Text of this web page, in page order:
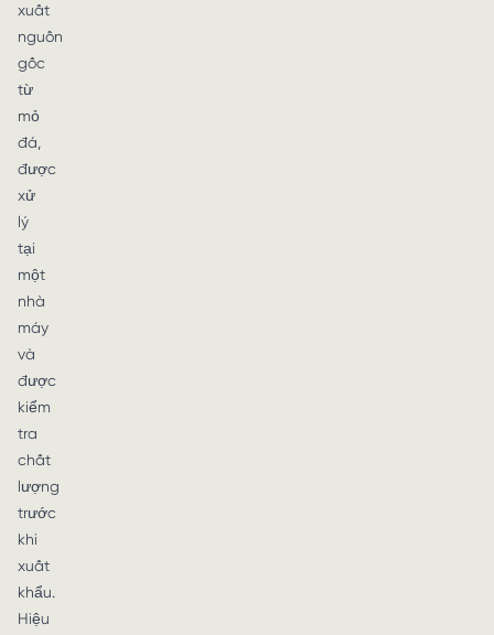
xuất
nguồn
gốc
từ
mỏ
đá,
được
xử
lý
tại
một
nhà
máy
và
được
kiểm
tra
chất
lượng
trước
khi
xuất
khẩu.
Hiệu